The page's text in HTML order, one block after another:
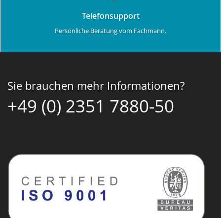
Telefonsupport
Persönliche Beratung vom Fachmann.
Sie brauchen mehr Informationen?
+49 (0) 2351 7880-50